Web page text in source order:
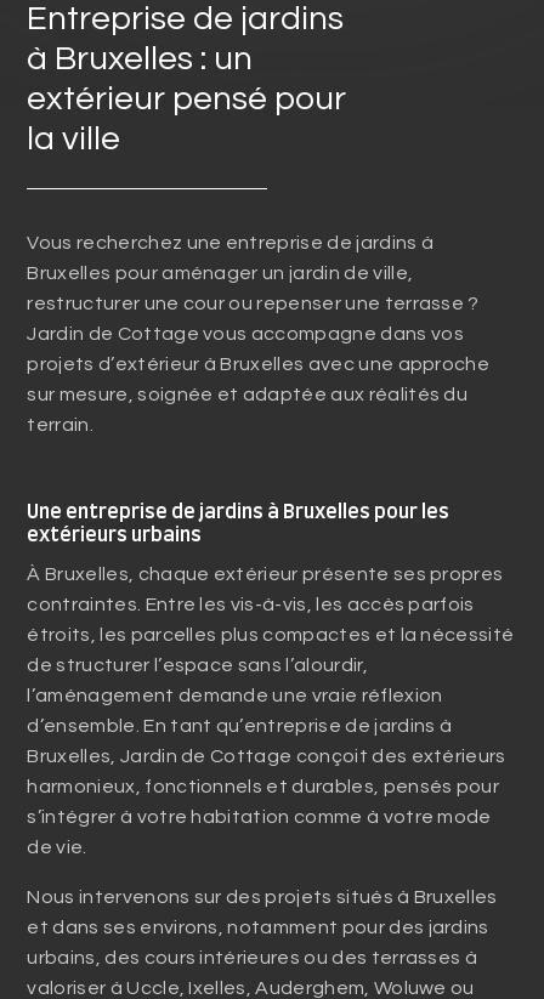
Entreprise de jardins
à Bruxelles : un
extérieur pensé pour
la ville
Vous recherchez une entreprise de jardins à
Bruxelles pour aménager un jardin de ville,
restructurer une cour ou repenser une terrasse ?
Jardin de Cottage vous accompagne dans vos
projets d’extérieur à Bruxelles avec une approche
sur mesure, soignée et adaptée aux réalités du
terrain.
Une entreprise de jardins à Bruxelles pour les
extérieurs urbains
À Bruxelles, chaque extérieur présente ses propres
contraintes. Entre les vis-à-vis, les accès parfois
étroits, les parcelles plus compactes et la nécessité
de structurer l’espace sans l’alourdir,
l’aménagement demande une vraie réflexion
d’ensemble. En tant qu’entreprise de jardins à
Bruxelles, Jardin de Cottage conçoit des extérieurs
harmonieux, fonctionnels et durables, pensés pour
s’intégrer à votre habitation comme à votre mode
de vie.
Nous intervenons sur des projets situés à Bruxelles
et dans ses environs, notamment pour des jardins
urbains, des cours intérieures ou des terrasses à
valoriser à Uccle, Ixelles, Auderghem, Woluwe ou